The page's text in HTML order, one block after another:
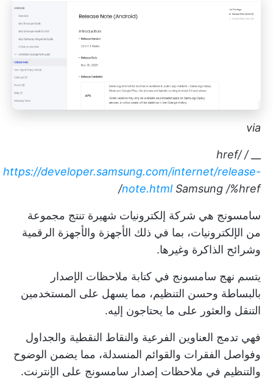
via
/ href/
https://developer.samsung.com/internet/release-
note.html Samsung /%href/
سامسونج هي شركة إلكترونيات شهيرة تنتج مجموعة
من الإلكترونيات، بما في ذلك الأجهزة والأجهزة الرقمية
وشرائح الذاكرة وغيرها.
يتسم نهج سامسونج في كتابة ملاحظات الإصدار
بالبساطة وحسن التنظيم، مما يسهل على المستخدمين
التنقل والعثور على ما يحتاجون إليه.
فهي تدمج العناوين الفرعية والنقاط النقطية والجداول
وفواصل الفقرات والقوائم المنسدلة، مما يضمن الوضوح
والتنظيم في ملاحظات إصدار سامسونج على الإنترنت.